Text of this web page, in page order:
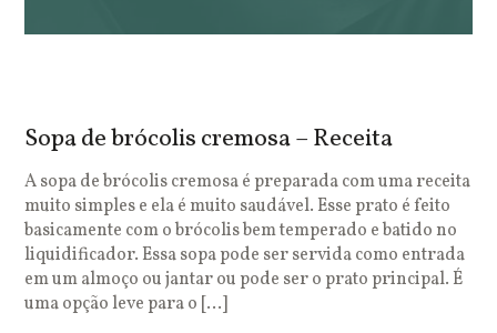
Sopa de brócolis cremosa – Receita
A sopa de brócolis cremosa é preparada com uma receita
muito simples e ela é muito saudável. Esse prato é feito
basicamente com o brócolis bem temperado e batido no
liquidificador. Essa sopa pode ser servida como entrada
em um almoço ou jantar ou pode ser o prato principal. É
uma opção leve para o […]